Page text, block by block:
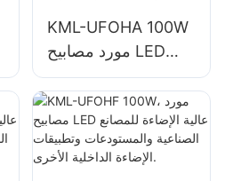
KML-UFOHA 100W
مورد مصابيح LED
عالية الخليج للمساحات
الداخلية مثل مباني
المصانع الصناعية
والمستودعات.